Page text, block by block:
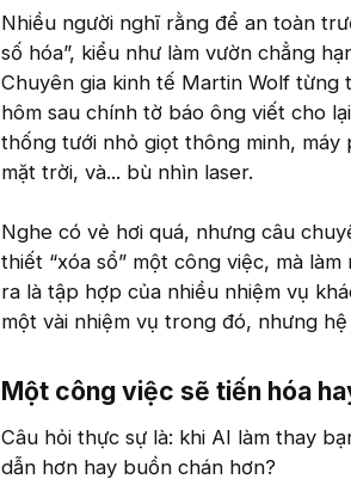
Nhiều người nghĩ rằng để an toàn
số hóa”, kiểu như làm vườn chẳng
Chuyên gia kinh tế Martin Wolf từng
hôm sau chính tờ báo ông viết cho
thống tưới nhỏ giọt thông minh,
mặt trời, và... bù nhìn laser.
Nghe có vẻ hơi quá, nhưng câu
thiết “xóa sổ” một công việc, mà
ra là tập hợp của nhiều nhiệm vụ
một vài nhiệm vụ trong đó, nhưng
Một công việc sẽ tiến hóa
Câu hỏi thực sự là: khi AI làm thay
dẫn hơn hay buồn chán hơn?